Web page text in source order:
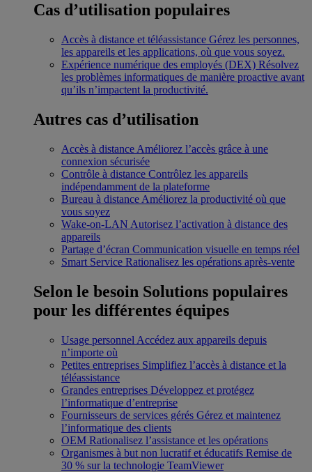
Cas d’utilisation populaires
Accès à distance et téléassistance Gérez les personnes,
les appareils et les applications, où que vous soyez.
Expérience numérique des employés (DEX) Résolvez
les problèmes informatiques de manière proactive avant
qu’ils n’impactent la productivité.
Autres cas d’utilisation
Accès à distance Améliorez l’accès grâce à une
connexion sécurisée
Contrôle à distance Contrôlez les appareils
indépendamment de la plateforme
Bureau à distance Améliorez la productivité où que
vous soyez
Wake-on-LAN Autorisez l’activation à distance des
appareils
Partage d’écran Communication visuelle en temps réel
Smart Service Rationalisez les opérations après-vente
Selon le besoin Solutions populaires
pour les différentes équipes
Usage personnel Accédez aux appareils depuis
n’importe où
Petites entreprises Simplifiez l’accès à distance et la
téléassistance
Grandes entreprises Développez et protégez
l’informatique d’entreprise
Fournisseurs de services gérés Gérez et maintenez
l’informatique des clients
OEM Rationalisez l’assistance et les opérations
Organismes à but non lucratif et éducatifs Remise de
30 % sur la technologie TeamViewer